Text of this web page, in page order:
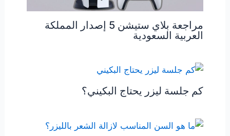
مراجعة بلاي ستيشن 5 إصدار المملكة
العربية السعودية
كم جلسة ليزر يحتاج البكيني؟